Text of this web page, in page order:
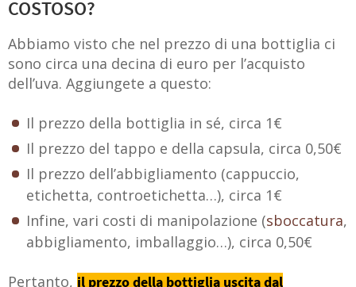
COSTOSO?
Abbiamo visto che nel prezzo di una bottiglia ci
sono circa una decina di euro per l’acquisto
dell’uva. Aggiungete a questo:
Il prezzo della bottiglia in sé, circa 1€
Il prezzo del tappo e della capsula, circa 0,50€
Il prezzo dell’abbigliamento (cappuccio,
etichetta, controetichetta…), circa 1€
Infine, vari costi di manipolazione (sboccatura,
abbigliamento, imballaggio…), circa 0,50€
Pertanto, il prezzo della bottiglia uscita dal